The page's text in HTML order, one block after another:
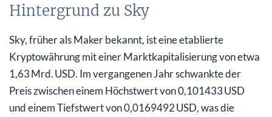
Hintergrund zu Sky
Sky, früher als Maker bekannt, ist eine etablierte
Kryptowährung mit einer Marktkapitalisierung von etwa
1,63 Mrd. USD. Im vergangenen Jahr schwankte der
Preis zwischen einem Höchstwert von 0,101433 USD
und einem Tiefstwert von 0,0169492 USD, was die